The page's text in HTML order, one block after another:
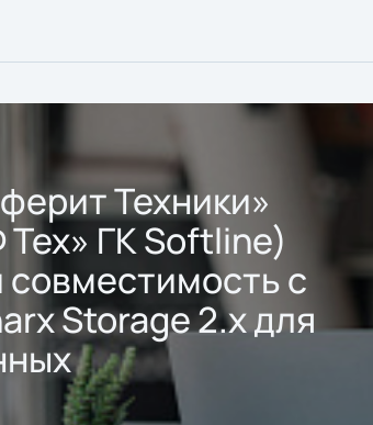
Техники»
ГК Softline)
с
Storage 2.x для